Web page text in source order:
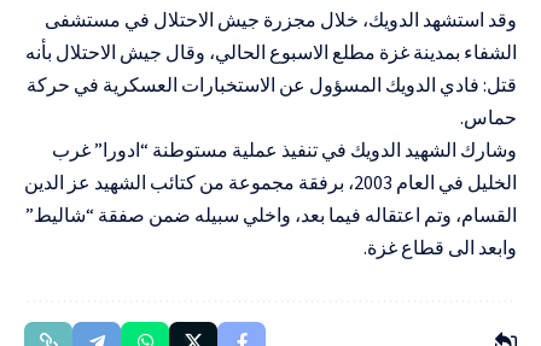
وقد استشهد الدويك، خلال مجزرة جيش الاحتلال في مستشفى
الشفاء بمدينة غزة مطلع الاسبوع الحالي، وقال جيش الاحتلال بأنه
قتل: فادي الدويك المسؤول عن الاستخبارات العسكرية في حركة
حماس.
وشارك الشهيد الدويك في تنفيذ عملية مستوطنة “ادورا” غرب
الخليل في العام 2003، برفقة مجموعة من كتائب الشهيد عز الدين
القسام، وتم اعتقاله فيما بعد، واخلي سبيله ضمن صفقة “شاليط”
وابعد الى قطاع غزة.